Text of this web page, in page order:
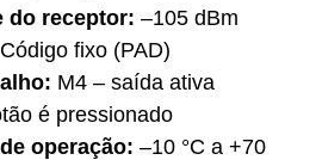
do receptor: –105 dBm
Código fixo (PAD)
M4 – saída ativa
é pressionado
operação: –10 °C a +70